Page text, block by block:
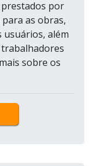
por
as obras,
além
sobre os